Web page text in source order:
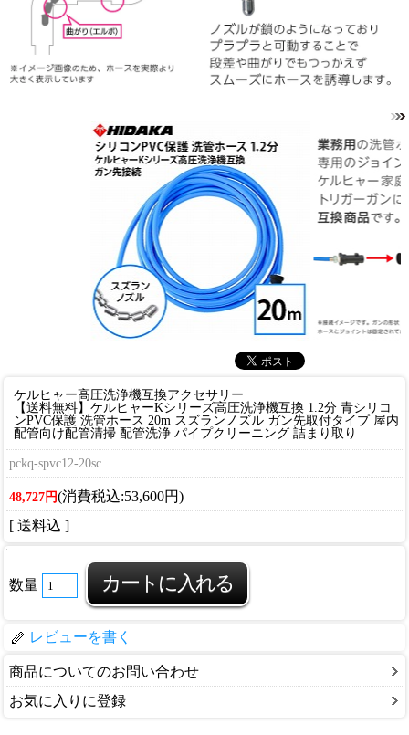
ケルヒャー高圧洗浄機互換アクセサリー
【送料無料】ケルヒャーKシリーズ高圧洗浄機互換 1.2分 青シリコ
ンPVC保護 洗管ホース 20m スズランノズル ガン先取付タイプ 屋内
配管向け配管清掃 配管洗浄 パイプクリーニング 詰まり取り
pckq-spvc12-20sc
48,727円(消費税込:53,600円)
[ 送料込 ]
数量
レビューを書く
商品についてのお問い合わせ
お気に入りに登録